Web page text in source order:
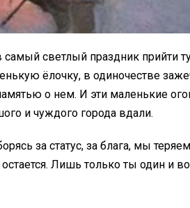
самый светлый праздник прийти
ёлочку, в одиночестве
о нем. И эти маленькие
и чуждого города вдали.
за статус, за блага, мы
Лишь только ты один и